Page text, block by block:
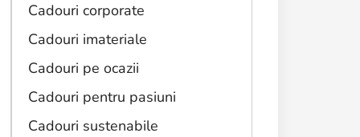
Cadouri corporate
Cadouri imateriale
Cadouri pe ocazii
Cadouri pentru pasiuni
Cadouri sustenabile